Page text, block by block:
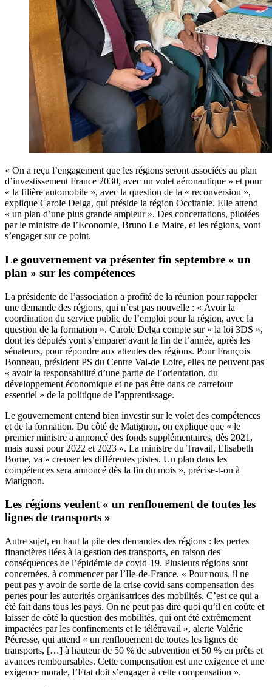
« On a reçu l’engagement que les régions seront associées au plan
d’investissement France 2030, avec un volet aéronautique » et pour
« la filière automobile », avec la question de la « reconversion »,
explique Carole Delga, qui préside la région Occitanie. Elle attend
« un plan d’une plus grande ampleur ». Des concertations, pilotées
par le ministre de l’Economie, Bruno Le Maire, et les régions, vont
s’engager sur ce point.
Le gouvernement va présenter fin septembre « un
plan » sur les compétences
La présidente de l’association a profité de la réunion pour rappeler
une demande des régions, qui n’est pas nouvelle : « Avoir la
coordination du service public de l’emploi pour la région, avec la
question de la formation ». Carole Delga compte sur « la loi 3DS »,
dont les députés vont s’emparer avant la fin de l’année, après les
sénateurs, pour répondre aux attentes des régions. Pour François
Bonneau, président PS du Centre Val-de Loire, elles ne peuvent pas
« avoir la responsabilité d’une partie de l’orientation, du
développement économique et ne pas être dans ce carrefour
essentiel » de la politique de l’apprentissage.
Le gouvernement entend bien investir sur le volet des compétences
et de la formation. Du côté de Matignon, on explique que « le
premier ministre a annoncé des fonds supplémentaires, dès 2021,
mais aussi pour 2022 et 2023 ». La ministre du Travail, Elisabeth
Borne, va « creuser les différentes pistes. Un plan dans les
compétences sera annoncé dès la fin du mois », précise-t-on à
Matignon.
Les régions veulent « un renflouement de toutes les
lignes de transports »
Autre sujet, en haut la pile des demandes des régions : les pertes
financières liées à la gestion des transports, en raison des
conséquences de l’épidémie de covid-19. Plusieurs régions sont
concernées, à commencer par l’Ile-de-France. « Pour nous, il ne
peut pas y avoir de sortie de la crise covid sans compensation des
pertes pour les autorités organisatrices des mobilités. C’est ce qui a
été fait dans tous les pays. On ne peut pas dire quoi qu’il en coûte et
laisser de côté la question des mobilités, qui ont été extrêmement
impactées par les confinements et le télétravail », alerte Valérie
Pécresse, qui attend « un renflouement de toutes les lignes de
transports, […] à hauteur de 50 % de subvention et 50 % en prêts et
avances remboursables. Cette compensation est une exigence et une
exigence morale, l’Etat doit s’engager à cette compensation ».